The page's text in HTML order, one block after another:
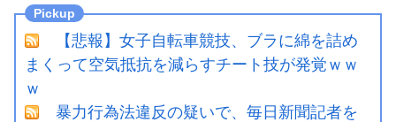
【悲報】女子自転車競技、ブラに綿を詰め
まくって空気抵抗を減らすチート技が発覚ｗｗ
ｗ
暴力行為法違反の疑いで、毎日新聞記者を